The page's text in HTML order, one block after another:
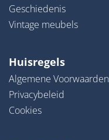
Geschiedenis
Vintage meubels
Huisregels
Algemene Voorwaarden
Privacybeleid
Cookies